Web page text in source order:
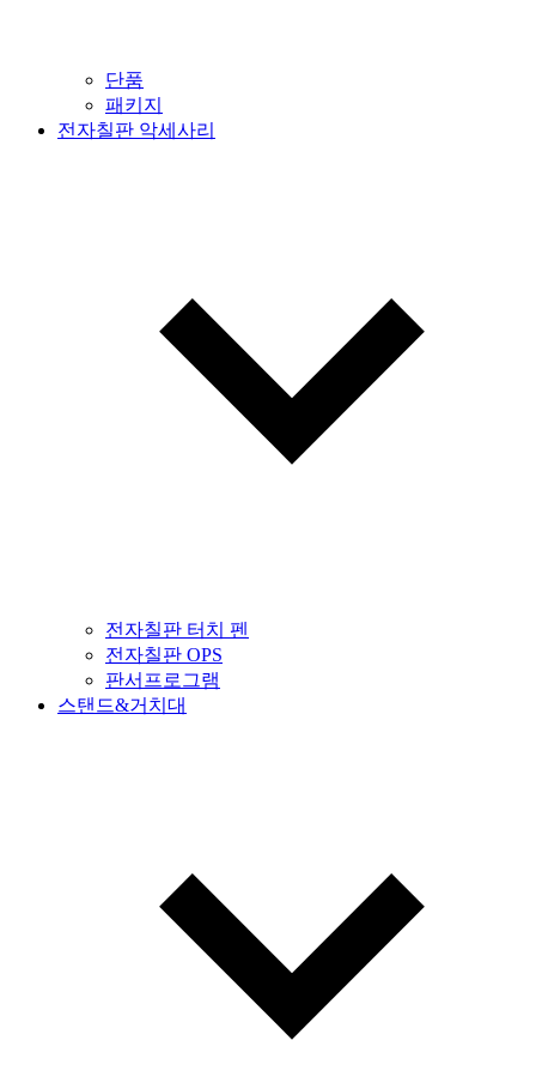
단품
패키지
전자칠판 악세사리
전자칠판 터치 펜
전자칠판 OPS
판서프로그램
스탠드&거치대